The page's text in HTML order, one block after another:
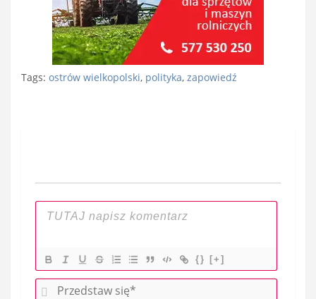
Tags: ostrów wielkopolski, polityka, zapowiedź
{} [+]
P